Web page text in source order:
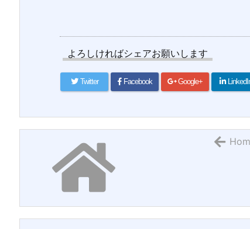
よろしければシェアお願いします
Twitter Facebook Google+